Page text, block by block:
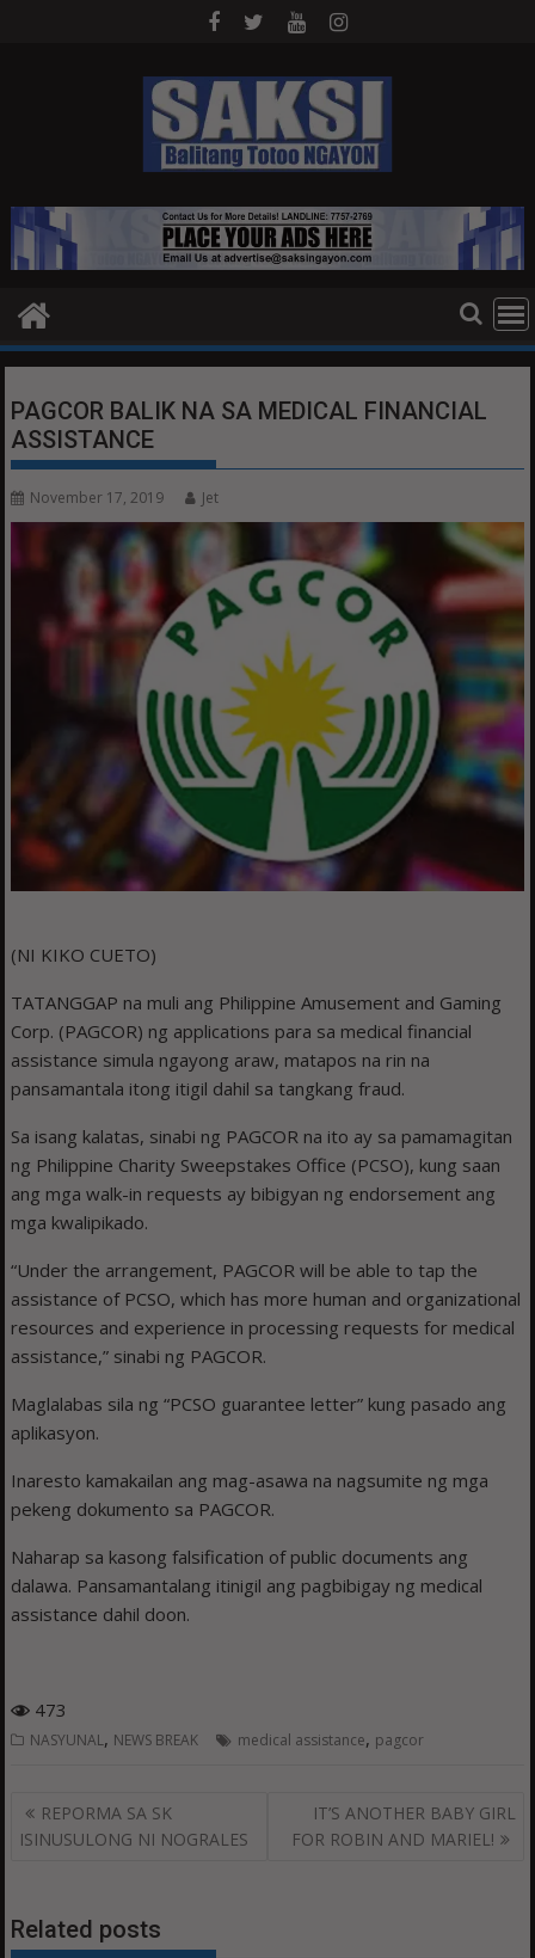
PAGCOR BALIK NA SA MEDICAL FINANCIAL
ASSISTANCE
November 17, 2019 Jet
(NI KIKO CUETO)
TATANGGAP na muli ang Philippine Amusement and Gaming
Corp. (PAGCOR) ng applications para sa medical financial
assistance simula ngayong araw, matapos na rin na
pansamantala itong itigil dahil sa tangkang fraud.
Sa isang kalatas, sinabi ng PAGCOR na ito ay sa pamamagitan
ng Philippine Charity Sweepstakes Office (PCSO), kung saan
ang mga walk-in requests ay bibigyan ng endorsement ang
mga kwalipikado.
“Under the arrangement, PAGCOR will be able to tap the
assistance of PCSO, which has more human and organizational
resources and experience in processing requests for medical
assistance,” sinabi ng PAGCOR.
Maglalabas sila ng “PCSO guarantee letter” kung pasado ang
aplikasyon.
Inaresto kamakailan ang mag-asawa na nagsumite ng mga
pekeng dokumento sa PAGCOR.
Naharap sa kasong falsification of public documents ang
dalawa. Pansamantalang itinigil ang pagbibigay ng medical
assistance dahil doon.
473
NASYUNAL, NEWS BREAK medical assistance, pagcor
Post
navigation
REPORMA SA SK
ISINUSULONG NI NOGRALES
IT’S ANOTHER BABY GIRL
FOR ROBIN AND MARIEL!
Related posts